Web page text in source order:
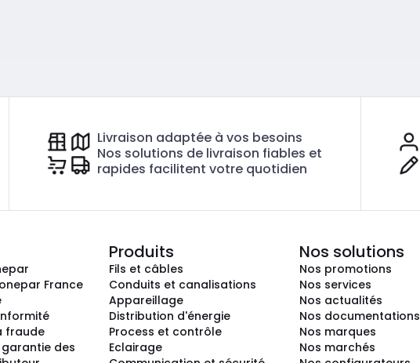
Livraison adaptée à vos besoins
Nos solutions de livraison fiables et
rapides facilitent votre quotidien
France
fraude
des
Produits
Fils et câbles
Conduits et canalisations
Appareillage
Distribution d'énergie
Process et contrôle
Eclairage
Nos solutions
Nos promotions
Nos services
Nos actualités
Nos documentations
Nos marques
Nos marchés